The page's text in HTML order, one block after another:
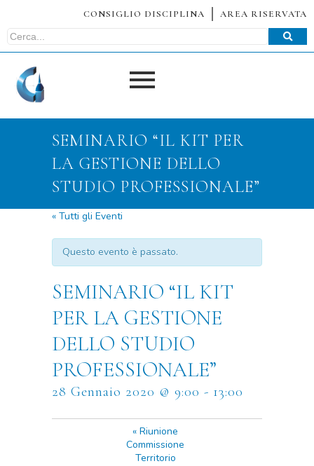
CONSIGLIO DISCIPLINA AREA RISERVATA
SEMINARIO “IL KIT PER
LA GESTIONE DELLO
STUDIO PROFESSIONALE”
« Tutti gli Eventi
Questo evento è passato.
SEMINARIO “IL KIT
PER LA GESTIONE
DELLO STUDIO
PROFESSIONALE”
28 Gennaio 2020 @ 9:00 - 13:00
« Riunione
Commissione
Territorio